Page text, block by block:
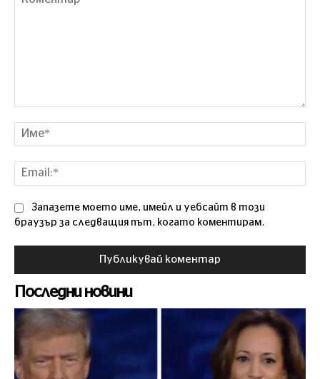
Запазете моето име, имейл и уебсайт в този
браузър за следващия път, когато коментирам.
Последни новини